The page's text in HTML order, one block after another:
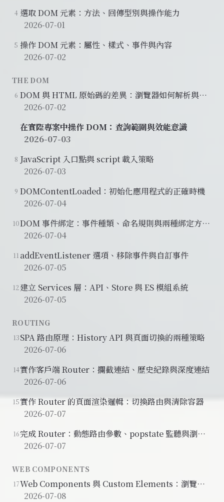
4 選取 DOM 元素：方法、回傳型別與操作能力
2026-07-01
5 操作 DOM 元素：屬性、樣式、事件與內容
2026-07-02
THE DOM
6 DOM 與 HTML 原始碼的差異：瀏覽器如何解析與補
全結構
2026-07-02
在實際專案中操作 DOM：查詢範圍與效能意識
2026-07-03
8 JavaScript 入口點與 script 載入策略
2026-07-03
9 DOMContentLoaded：初始化應用程式的正確時機
2026-07-04
10DOM 事件綁定：事件種類、命名規則與兩種綁定方式
比較
2026-07-04
11 addEventListener 選項、移除事件與自訂事件
2026-07-05
12 建立 Services 層：API、Store 與 ES 模組系統
2026-07-05
ROUTING
13SPA 路由原理：History API 與頁面切換的兩種策略
2026-07-06
14實作客戶端 Router：攔截連結、歷史紀錄與深度連結
2026-07-06
15實作 Router 的頁面渲染邏輯：切換路由與清除容器
2026-07-07
16完成 Router：動態路由參數、popstate 監聽與瀏覽
器歷史導覽
2026-07-07
WEB COMPONENTS
17Web Components 與 Custom Elements：瀏覽器
原生的元件化方式
2026-07-08